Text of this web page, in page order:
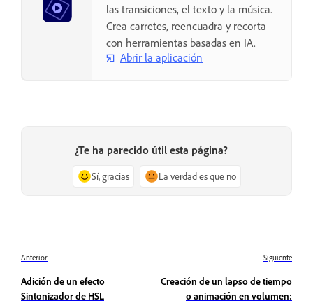
las transiciones, el texto y la música.
Crea carretes, reencuadra y recorta
con herramientas basadas en IA.
Abrir la aplicación
¿Te ha parecido útil esta página?
Sí, gracias La verdad es que no
Anterior
Adición de un efecto
Sintonizador de HSL
Siguiente
Creación de un lapso de tiempo
o animación en volumen: